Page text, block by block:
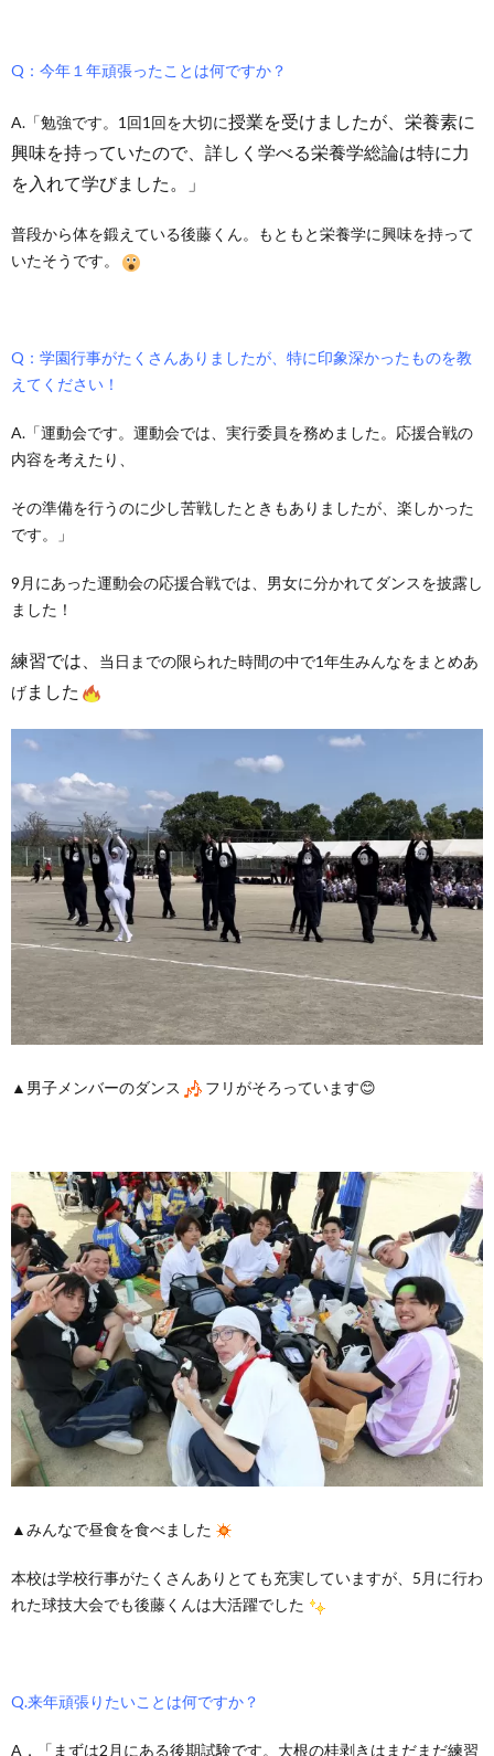
Q：今年１年頑張ったことは何ですか？
A.「勉強です。1回1回を大切に授業を受けましたが、栄養素に
興味を持っていたので、詳しく学べる栄養学総論は特に力
を入れて学びました。」
普段から体を鍛えている後藤くん。もともと栄養学に興味を持って
いたそうです。
Q：学園行事がたくさんありましたが、特に印象深かったものを教
えてください！
A.「運動会です。運動会では、実行委員を務めました。応援合戦の
内容を考えたり、
その準備を行うのに少し苦戦したときもありましたが、楽しかった
です。」
9月にあった運動会の応援合戦では、男女に分かれてダンスを披露し
ました！
練習では、
当日までの限られた時間の中で1年生みんなをまとめあ
げました
▲男子メンバーのダンス フリがそろっています😊
▲みんなで昼食を食べました
本校は学校行事がたくさんありとても充実していますが、5月に行わ
れた球技大会でも後藤くんは大活躍でした
Q.来年頑張りたいことは何ですか？
A．「まずは2月にある後期試験です。大根の桂剥きはまだまだ練習